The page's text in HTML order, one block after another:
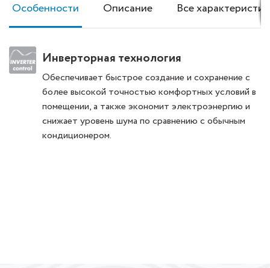
Особенности Описание Все
Инверторная технология
Обеспечивает быстрое создание и сохранение с
более высокой точностью комфортных условий в
помещении, а также экономит электроэнергию и
снижает уровень шума по сравнению с обычным
кондиционером.